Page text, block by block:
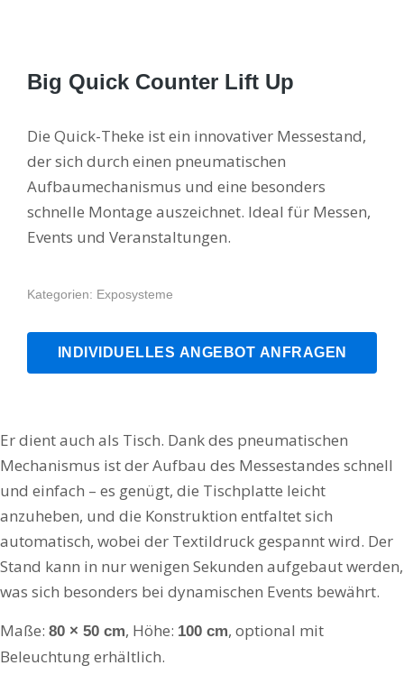
Big Quick Counter Lift Up
Die Quick-Theke ist ein innovativer Messestand,
der sich durch einen pneumatischen
Aufbaumechanismus und eine besonders
schnelle Montage auszeichnet. Ideal für Messen,
Events und Veranstaltungen.
Kategorien: Exposysteme
INDIVIDUELLES ANGEBOT ANFRAGEN
Er dient auch als Tisch. Dank des pneumatischen
Mechanismus ist der Aufbau des Messestandes schnell
und einfach – es genügt, die Tischplatte leicht
anzuheben, und die Konstruktion entfaltet sich
automatisch, wobei der Textildruck gespannt wird. Der
Stand kann in nur wenigen Sekunden aufgebaut werden,
was sich besonders bei dynamischen Events bewährt.
Maße: 80 × 50 cm, Höhe: 100 cm, optional mit
Beleuchtung erhältlich.